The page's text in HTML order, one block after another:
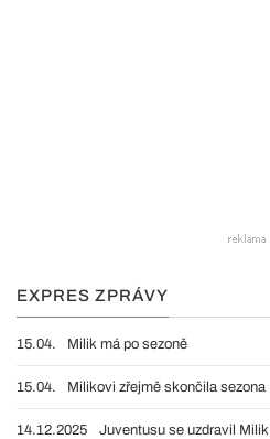
EXPRES ZPRÁVY
15.04. Milik má po sezoně
15.04. Milikovi zřejmě skončila sezona
14.12.2025 Juventusu se uzdravil Milik